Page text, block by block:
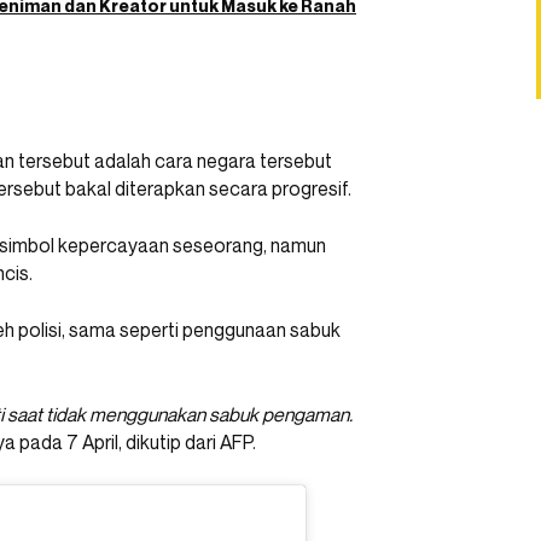
dan Kreator untuk Masuk ke Ranah
tersebut adalah cara negara tersebut
bakal diterapkan secara progresif.
kepercayaan seseorang, namun
polisi, sama seperti penggunaan sabuk
tidak menggunakan sabuk pengaman.
pada 7 April, dikutip dari AFP.